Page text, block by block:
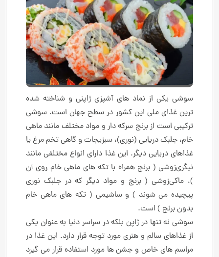
سوشی یکی از نماد های آشپزی ژاپنی و شناخته ‌شده‌
ترین غذای ملی این کشور در سطح جهان است. سوشی
ترکیبی است از برنج سرکه ‌دار و مواد مختلف مانند ماهی
خام، جلبک دریایی (نوری)، سبزیجات و گاهی تخم ‌مرغ یا
غذاهای دریایی دیگر. این غذا دارای انواع مختلفی مانند
نیگری‌زوشی ( برنج همراه با تکه‌ های ماهی خام روی آن
)، ماکی‌زوشی ( برنج و مواد دیگر که در جلبک نوری
پیچیده می ‌شوند ) و ساشیمی ( تکه‌ های ماهی خام
بدون برنج ) است.
سوشی نه تنها در ژاپن بلکه در سراسر دنیا به عنوان یکی
از غذاهای سالم و هنری مورد توجه قرار دارد. این غذا در
مراسم‌ های خاص و جشن‌ ها مورد استفاده قرار می‌ گیرد